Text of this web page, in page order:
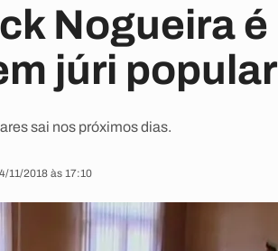
Nogueira é
júri popular
sai nos próximos dias.
11/2018 às 17:10